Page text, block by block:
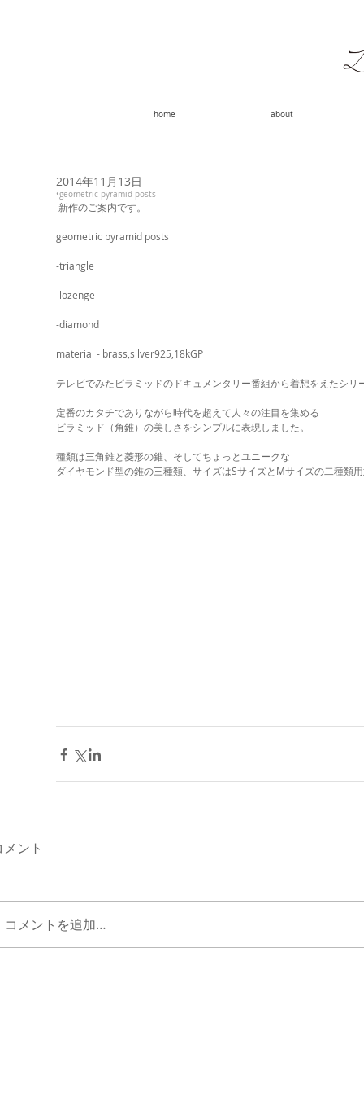
home about
•geometric pyramid posts
2014年11月13日
新作のご案内です。
geometric pyramid posts
-triangle
-lozenge
-diamond
material - brass,silver925,18kGP
テレビでみたピラミッドのドキュメンタリー番組から着想をえたシリ
定番のカタチでありながら時代を超えて人々の注目を集める
ピラミッド（角錐）の美しさをシンプルに表現しました。
種類は三角錐と菱形の錐、そしてちょっとユニークな
ダイヤモンド型の錐の三種類、サイズはSサイズとMサイズの二種類
メント
コメントを追加…